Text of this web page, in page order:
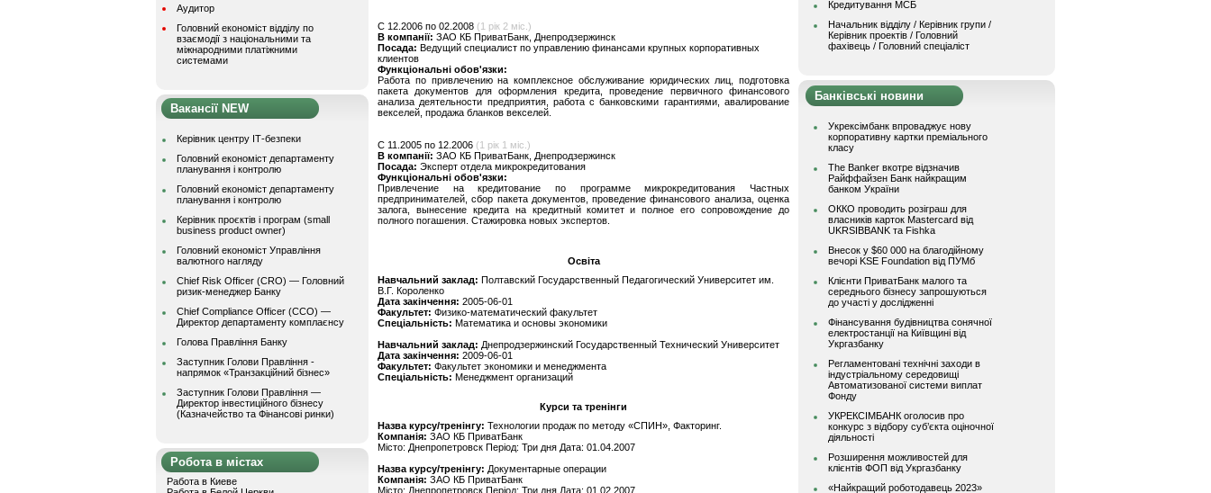
Аудитор
Головний економіст відділу по
взаємодії з національними та
міжнародними платіжними
системами
Вакансії NEW
Керівник центру ІТ-безпеки
Головний економіст департаменту
планування і контролю
Головний економіст департаменту
планування і контролю
Керівник проєктів і програм (small
business product owner)
Головний економіст Управління
валютного нагляду
Chief Risk Officer (CRO) — Головний
ризик-менеджер Банку
Chief Compliance Officer (CCO) —
Директор департаменту комплаєнсу
Голова Правління Банку
Заступник Голови Правління -
напрямок «Транзакційний бізнес»
Заступник Голови Правління —
Директор інвестиційного бізнесу
(Казначейство та Фінансові ринки)
Робота в містах
Работа в Киеве
C 12.2006 по 02.2008 (1 рік 2 міс.)
В компанії: ЗАО КБ ПриватБанк, Днепродзержинск
Посада: Ведущий специалист по управлению финансами крупных корпоративных
клиентов
Функціональні обов'язки:
Работа по привлечению на комплексное обслуживание юридических лиц, подготовка
пакета документов для оформления кредита, проведение первичного финансового
анализа деятельности предприятия, работа с банковскими гарантиями, авалирование
векселей, продажа бланков векселей.
C 11.2005 по 12.2006 (1 рік 1 міс.)
В компанії: ЗАО КБ ПриватБанк, Днепродзержинск
Посада: Эксперт отдела микрокредитования
Функціональні обов'язки:
Привлечение на кредитование по программе микрокредитования Частных
предпринимателей, сбор пакета документов, проведение финансового анализа, оценка
залога, вынесение кредита на кредитный комитет и полное его сопровождение до
полного погашения. Стажировка новых экспертов.
Освіта
Навчальний заклад: Полтавский Государственный Педагогический Университет им.
В.Г. Короленко
Дата закінчення: 2005-06-01
Факультет: Физико-математический факультет
Спеціальність: Математика и основы экономики
Навчальний заклад: Днепродзержинский Государственный Технический Университет
Дата закінчення: 2009-06-01
Факультет: Факультет экономики и менеджмента
Спеціальність: Менеджмент организаций
Курси та тренінги
Назва курсу/тренінгу: Технологии продаж по методу «СПИН», Факторинг.
Компанія: ЗАО КБ ПриватБанк
Місто: Днепропетровск Період: Три дня Дата: 01.04.2007
Назва курсу/тренінгу: Документарные операции
Компанія: ЗАО КБ ПриватБанк
Місто: Днепропетровск Період: Три дня Дата: 01.02.2007
Кредитування МСБ
Начальник вiддiлу / Керівник групи /
Керівник проектів / Головний
фахівець / Головний спеціаліст
Банківські новини
Укрексімбанк впроваджує нову
корпоративну картки преміального
класу
The Banker вкотре відзначив
Райффайзен Банк найкращим
банком України
ОККО проводить розіграш для
власників карток Mastercard від
UKRSIBBANK та Fishka
Внесок у $60 000 на благодійному
вечорі KSE Foundation від ПУМб
Клієнти ПриватБанк малого та
середнього бізнесу запрошуються
до участі у дослідженні
Фінансування будівництва сонячної
електростанції на Київщині від
Укргазбанку
Регламентовані технічні заходи в
індустріальному середовищі
Автоматизованої системи виплат
Фонду
УКРЕКСІМБАНК оголосив про
конкурс з відбору суб’єкта оціночної
діяльності
Розширення можливостей для
клієнтів ФОП від Укргазбанку
«Найкращий роботодавець 2023»